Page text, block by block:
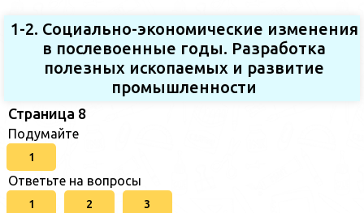
1-2. Социально-экономические изменения
в послевоенные годы. Разработка
полезных ископаемых и развитие
промышленности
Страница 8
Подумайте
1
Ответьте на вопросы
1 2 3